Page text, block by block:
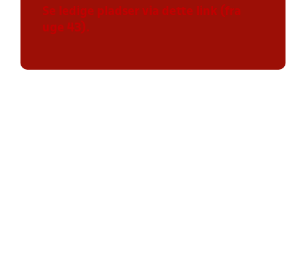
Se ledige pladser via dette link (fra
uge 43).